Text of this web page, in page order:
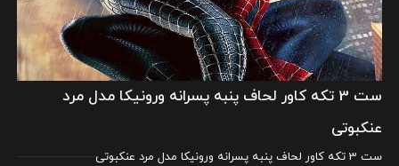
ست 3 تکه کاور لحاف پنبه پسرانه ورونیکا مدل مرد
عنکبوتی
ست 3 تکه کاور لحاف پنبه پسرانه ورونیکا مدل مرد عنکبوتی